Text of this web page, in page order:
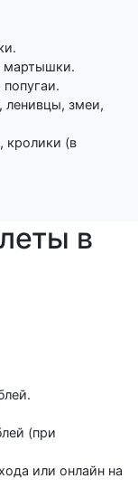
мартышки.
ленивцы, змеи,
кролики (в
в
(при
или онлайн на